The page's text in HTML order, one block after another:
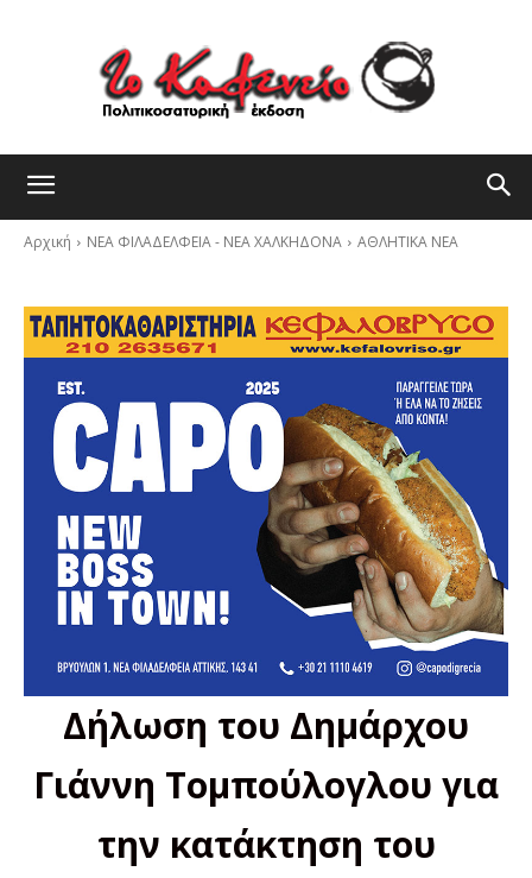
Αρχική ΝΕΑ ΦΙΛΑΔΕΛΦΕΙΑ - ΝΕΑ ΧΑΛΚΗΔΟΝΑ ΑΘΛΗΤΙΚΑ ΝΕΑ
Δήλωση του Δημάρχου
Γιάννη Τομπούλογλου για
την κατάκτηση του